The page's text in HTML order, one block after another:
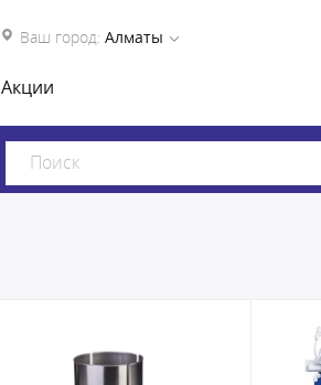
Ваш город: Алматы
Акции